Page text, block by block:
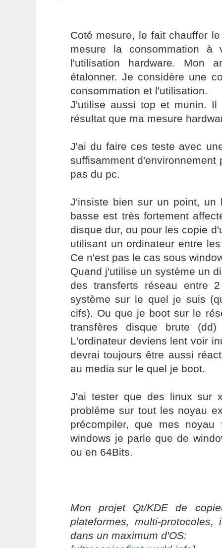
Coté mesure, le fait chauffer
mesure la consommation
l'utilisation hardware. Mon
étalonner. Je considère une
consommation et l'utilisation.
J'utilise aussi top et munin. Il
résultat que ma mesure
J'ai du faire ces teste avec
suffisamment d'environnement
pas du pc.
J'insiste bien sur un point, un
basse est très fortement
disque dur, ou pour les copie
utilisant un ordinateur entre
Ce n'est pas le cas sous
Quand j'utilise un système un
des transferts réseau entre
système sur le quel je suis
cifs). Ou que je boot sur le
transfères disque brute
L'ordinateur deviens lent voir
devrai toujours être aussi
au media sur le quel je boot.
J'ai tester que des linux sur
probléme sur tout les noyau
précompiler, que mes
windows je parle que de
ou en 64Bits.
Mon projet Qt/KDE de
plateformes, multi-protocoles,
dans un maximum d'OS: